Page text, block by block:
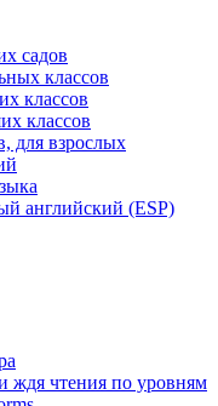
садов
классов
классов
классов
для взрослых
английский (ESP)
ждя чтения по уровням